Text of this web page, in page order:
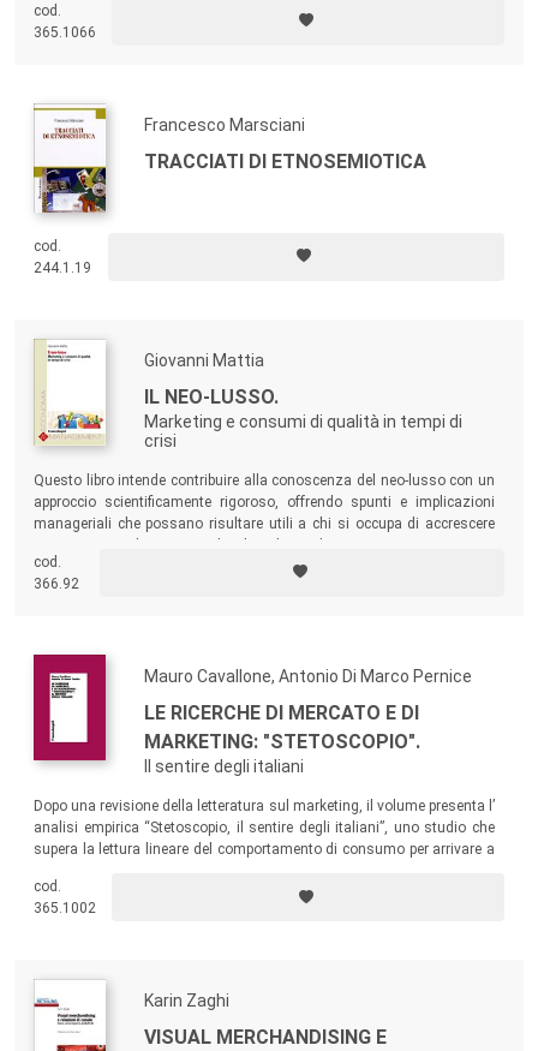
cod.
365.1066
Francesco Marsciani
TRACCIATI DI ETNOSEMIOTICA
cod.
244.1.19
Giovanni Mattia
IL NEO-LUSSO.
Marketing e consumi di qualità in tempi di
crisi
Questo libro intende contribuire alla conoscenza del neo-lusso con un
approccio scientificamente rigoroso, offrendo spunti e implicazioni
manageriali che possano risultare utili a chi si occupa di accrescere
cod.
366.92
Mauro Cavallone, Antonio Di Marco Pernice
LE RICERCHE DI MERCATO E DI
MARKETING: "STETOSCOPIO".
Il sentire degli italiani
Dopo una revisione della letteratura sul marketing, il volume presenta l’
analisi empirica “Stetoscopio, il sentire degli italiani”, uno studio che
supera la lettura lineare del comportamento di consumo per arrivare a
politica del Paese impatti sul “soggetto consumatore”.
cod.
365.1002
Karin Zaghi
VISUAL MERCHANDISING E